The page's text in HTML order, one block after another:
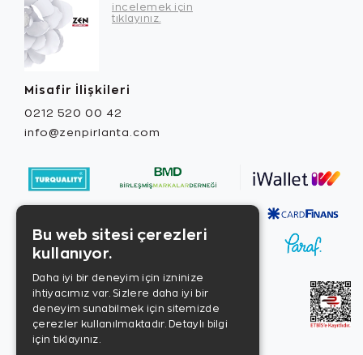
incelemek için
tıklayınız.
Misafir İlişkileri
0212 520 00 42
info@zenpirlanta.com
Bu web sitesi çerezleri
kullanıyor.
Daha iyi bir deneyim için izninize
ihtiyacımız var. Sizlere daha iyi bir
deneyim sunabilmek için sitemizde
çerezler kullanılmaktadır. Detaylı bilgi
için tıklayınız.